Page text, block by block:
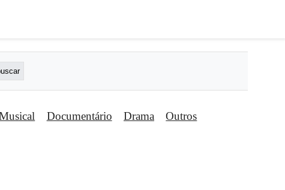
Documentário Drama Outros